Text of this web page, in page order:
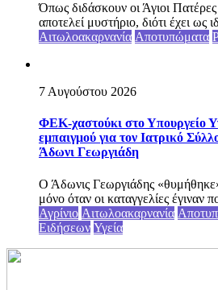
Όπως διδάσκουν οι Άγιοι
αποτελεί μυστήριο, διότι έχει ως
Αιτωλοακαρνανία Αποτυπώματα
7 Αυγούστου 2026
ΦΕΚ-χαστούκι στο Υπουργείο
εμπαιγμού για τον Ιατρικό
Άδωνι Γεωργιάδη
Ο Άδωνις Γεωργιάδης
μόνο όταν οι καταγγελίες έγιναν
Αγρίνιο Αιτωλοακαρνανία
Ειδήσεων Υγεία